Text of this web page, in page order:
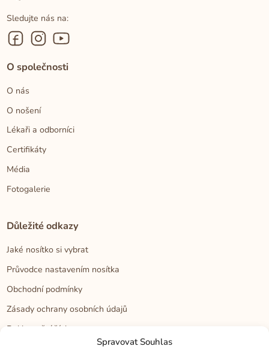
Spravovat Souhlas
Sledujte nás na:
O společnosti
O nás
O nošení
Lékaři a odborníci
Certifikáty
Média
Fotogalerie
Důležité odkazy
Jaké nosítko si vybrat
Průvodce nastavením nosítka
Obchodní podmínky
Zásady ochrany osobních údajů
Reklamační řád